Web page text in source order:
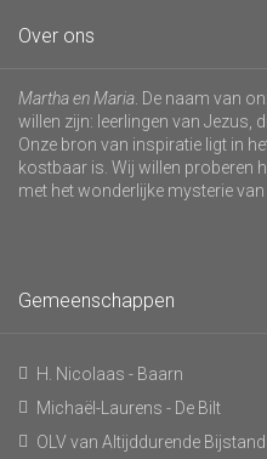
Over ons
Martha en Maria . De naam van
willen zijn: leerlingen van Jezus,
Onze bron van inspiratie ligt in
kostbaar is. Wij willen proberen
met het wonderlijke mysterie
Gemeenschappen
H. Nicolaas - Baarn
Michaël-Laurens - De Bilt
OLV van Altijddurende